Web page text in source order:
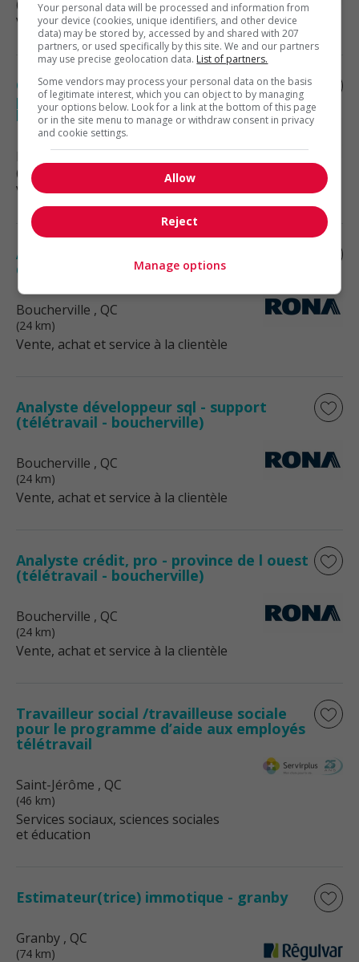
(24 km)
Vente, achat et service à la clientèle
Coordonnateur, support aux opérations
pro - électroménagers (télétravail -
boucherville)
(24 km)
Vente, achat et service à la clientèle
Analyste principal(e), analytiques web ( à
distance)
Boucherville , QC
(24 km)
Vente, achat et service à la clientèle
Analyste développeur sql - support
(télétravail - boucherville)
Boucherville , QC
(24 km)
Vente, achat et service à la clientèle
Analyste crédit, pro - province de l ouest
(télétravail - boucherville)
Boucherville , QC
(24 km)
Vente, achat et service à la clientèle
Travailleur social /travailleuse sociale
pour le programme d’aide aux employés
télétravail
Saint-Jérôme , QC
(46 km)
Services sociaux, sciences sociales
et éducation
Estimateur(trice) immotique - granby
Granby , QC
(74 km)
Your personal data will be processed and information from
your device (cookies, unique identifiers, and other device
data) may be stored by, accessed by and shared with 207
partners, or used specifically by this site. We and our partners
may use precise geolocation data. List of partners.
Some vendors may process your personal data on the basis
of legitimate interest, which you can object to by managing
your options below. Look for a link at the bottom of this page
or in the site menu to manage or withdraw consent in privacy
and cookie settings.
Allow
Reject
Manage options